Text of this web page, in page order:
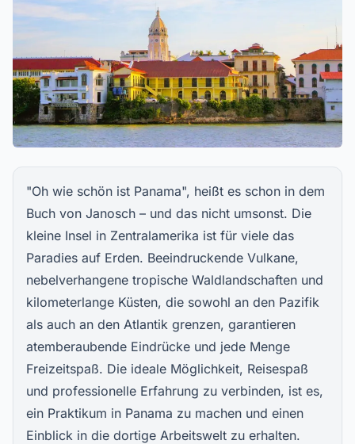
"Oh wie schön ist Panama", heißt es schon in dem
Buch von Janosch – und das nicht umsonst. Die
kleine Insel in Zentralamerika ist für viele das
Paradies auf Erden. Beeindruckende Vulkane,
nebelverhangene tropische Waldlandschaften und
kilometerlange Küsten, die sowohl an den Pazifik
als auch an den Atlantik grenzen, garantieren
atemberaubende Eindrücke und jede Menge
Freizeitspaß. Die ideale Möglichkeit, Reisespaß
und professionelle Erfahrung zu verbinden, ist es,
ein Praktikum in Panama zu machen und einen
Einblick in die dortige Arbeitswelt zu erhalten.